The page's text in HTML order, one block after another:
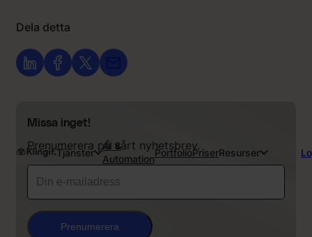
Tjänster
AI &
Automation
PortfolioPriserResurser
Dela detta
Missa inget!
Prenumerera på vårt nyhetsbrev.
Prenumerera